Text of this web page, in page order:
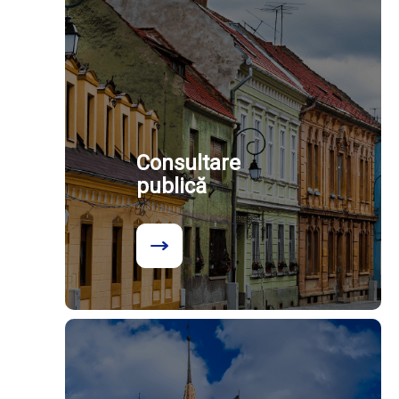
Consultare
publică